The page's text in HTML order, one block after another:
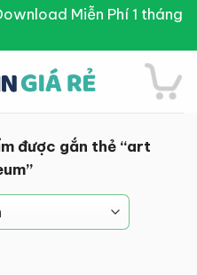
Miễn Phí 1 tháng
được gắn thẻ “art